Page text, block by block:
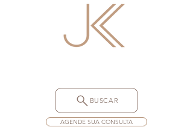
BUSCAR
AGENDE SUA CONSULTA